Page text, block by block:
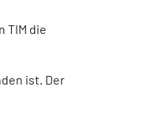
TIM die
ist. Der